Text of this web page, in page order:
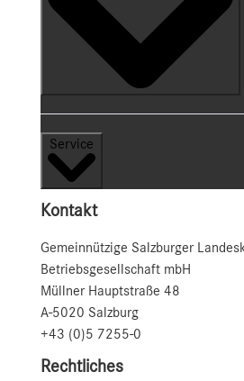
Service
Kontakt
Gemeinnützige Salzburger
Betriebsgesellschaft mbH
Müllner Hauptstraße 48
A-5020 Salzburg
+43 (0)5 7255-0
Rechtliches